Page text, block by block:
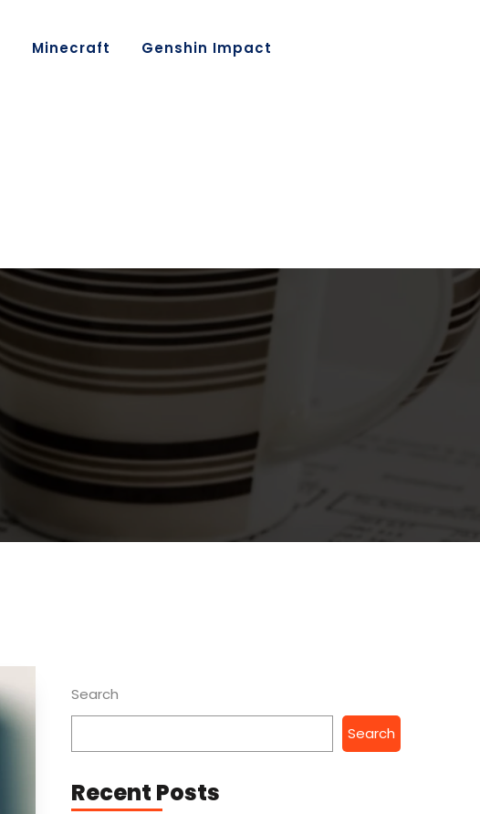
Minecraft Genshin Impact
Search
Search
Recent Posts